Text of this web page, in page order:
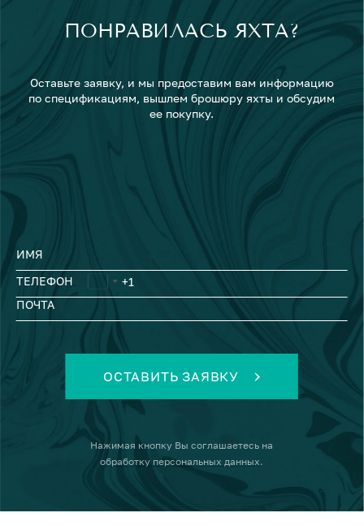
ПОНРАВИЛАСЬ ЯХТА?
Оставьте заявку, и мы предоставим вам информацию
по спецификациям, вышлем брошюру яхты и обсудим
ее покупку.
ИМЯ
ТЕЛЕФОН
ПОЧТА
ОСТАВИТЬ ЗАЯВКУ
Нажимая кнопку Вы соглашаетесь на
обработку персональных данных.